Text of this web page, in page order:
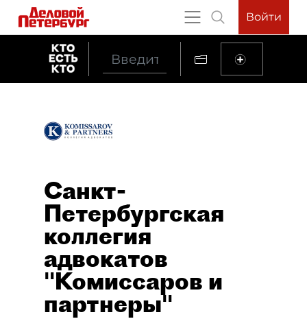
Войти
Санкт-
Петербургская
коллегия
адвокатов
"Комиссаров и
партнеры"